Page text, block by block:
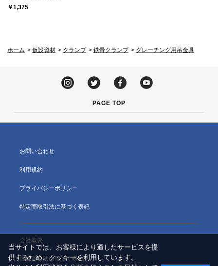
￥1,375
ホーム > 仮設資材 > クランプ > 鉄骨クランプ > グレーチング用吊金具
PAGE TOP
お問い合わせ
利用規約
プライバシーポリシー
特定商取引法に基づく表記
会社概要
古物営業法に基づく表記
当サイトでは、お客様により適したサービスを提
供するため、クッキーを利用しています。